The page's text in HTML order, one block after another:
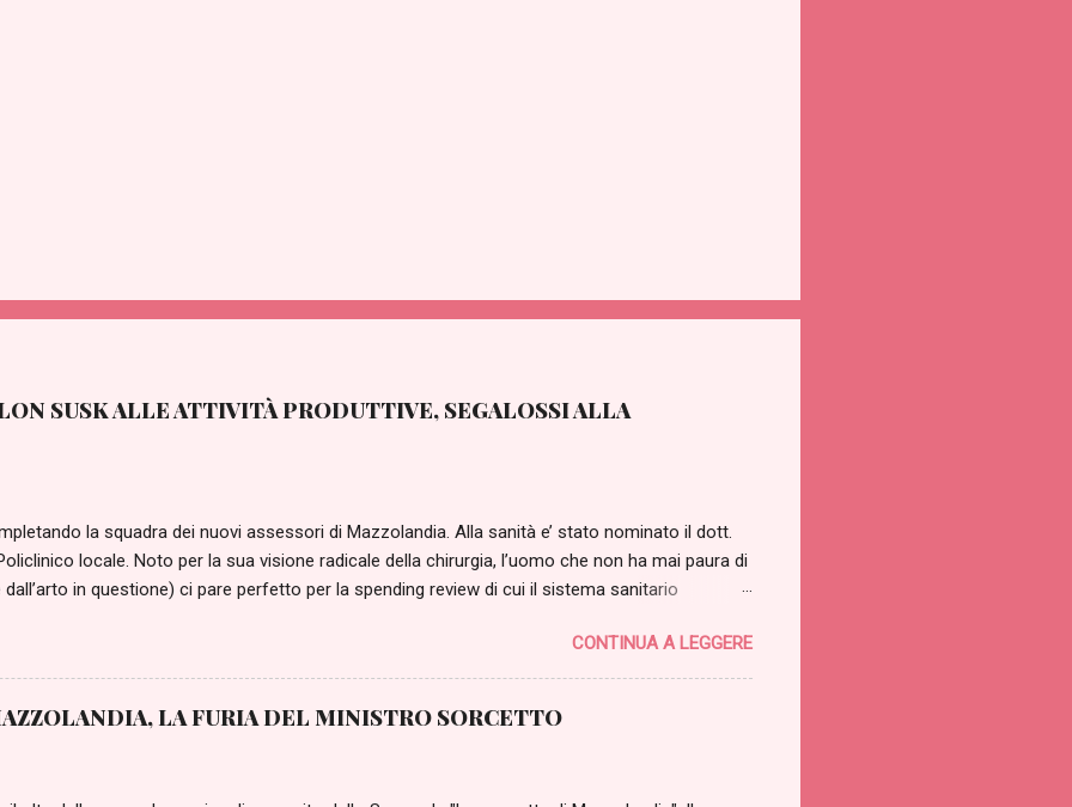
SUSK ALLE ATTIVITÀ PRODUTTIVE, SEGALOSSI ALLA
la squadra dei nuovi assessori di Mazzolandia. Alla sanità e’ stato nominato il dott.
locale. Noto per la sua visione radicale della chirurgia, l’uomo che non ha mai paura di
in questione) ci pare perfetto per la spending review di cui il sistema sanitario
prevenire”. Possiamo stare certi che i malati si dimezzeranno, letteralmente, a
Stessa identica filosofia, applicata alle attività produttive, dovrebbe caratterizzare
idiozia puramente naturale), tra i quali la cassa disintegrazione. “Si tratta di una novità
CONTINUA A LEGGERE
LA FURIA DEL MINISTRO SORCETTO